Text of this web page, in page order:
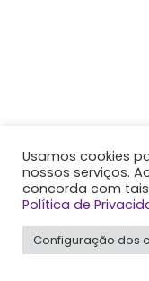
Usamos cookies
nossos serviços.
concorda com
Política de
Configuração dos